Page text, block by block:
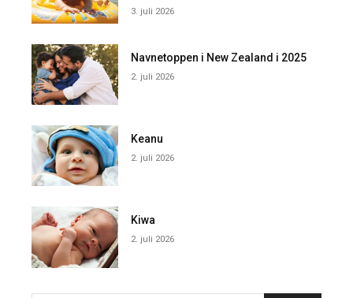
3. juli 2026
Navnetoppen i New Zealand i 2025
2. juli 2026
Keanu
2. juli 2026
Kiwa
2. juli 2026